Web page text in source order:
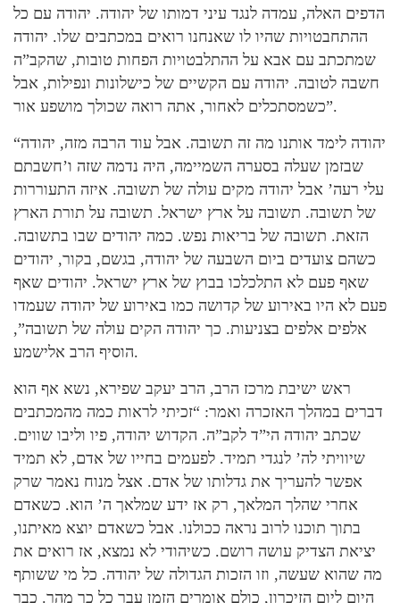
הדפים האלה, עמדה לנגד עיני דמותו של יהודה. יהודה עם כל
ההתחבטויות שהיו לו שאנחנו רואים במכתבים שלו. יהודה
שמתכתב עם אבא על ההתלבטויות הפחות טובות, שהקב”ה
חשבה לטובה. יהודה עם הקשיים של כישלונות ונפילות, אבל
כשמסתכלים לאחור, אתה רואה שכולך מושפע אור”.
“יהודה לימד אותנו מה זה תשובה. אבל עוד הרבה מזה, יהודה
שבזמן שעלה בסערה השמיימה, היה נדמה שזה ו’חשבתם
עלי רעה’ אבל יהודה מקים עולה של תשובה. איזה התעוררות
של תשובה. תשובה על ארץ ישראל. תשובה על תורת הארץ
הזאת. תשובה של בריאות נפש. כמה יהודים שבו בתשובה.
כשהם צועדים ביום השבעה של יהודה, בגשם, בקור, יהודים
שאף פעם לא התלכלכו בבוץ של ארץ ישראל. יהודים שאף
פעם לא היו באירוע של קדושה כמו באירוע של יהודה שעמדו
אלפים אלפים בצניעות. כך יהודה הקים עולה של תשובה”,
הוסיף הרב אלישמע.
ראש ישיבת מרכז הרב, הרב יעקב שפירא, נשא אף הוא
דברים במהלך האזכרה ואמר: “זכיתי לראות כמה מהמכתבים
שכתב יהודה הי”ד לקב”ה. הקדוש יהודה, פיו וליבו שווים.
שיוויתי לה’ לנגדי תמיד. לפעמים בחייו של אדם, לא תמיד
אפשר להעריך את גדלותו של אדם. אצל מנוח נאמר שרק
אחרי שהלך המלאך, רק אז ידע שמלאך ה’ הוא. כשאדם
בתוך תוכנו לרוב נראה ככולנו. אבל כשאדם יוצא מאיתנו,
יציאת הצדיק עושה רושם. כשיהודי לא נמצא, אז רואים את
מה שהוא שעשה, וזו הזכות הגדולה של יהודה. כל מי ששותף
היום ליום הזיכרון, כולם אומרים הזמן עבר כל כך מהר. כבר